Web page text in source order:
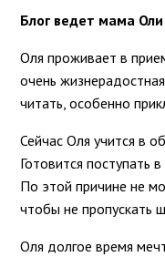
Блог ведет мама
Оля проживает в
очень
читать, особенно
Сейчас Оля учится в
Готовится поступать
По этой причине не
чтобы не пропускать
Оля долгое время